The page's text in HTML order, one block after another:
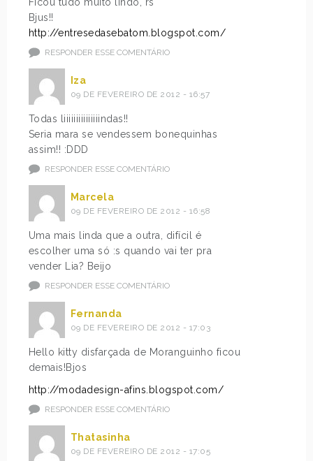
Bjus!!
http://entresedasebatom.blogspot.com/
RESPONDER ESSE COMENTÁRIO
Iza
09 DE FEVEREIRO DE 2012 - 16:57
Todas liiiiiiiiiiiiiiindas!!
Seria mara se vendessem bonequinhas
assim!! :DDD
RESPONDER ESSE COMENTÁRIO
Marcela
09 DE FEVEREIRO DE 2012 - 16:58
Uma mais linda que a outra, difícil é
escolher uma só :s quando vai ter pra
vender Lia? Beijo
RESPONDER ESSE COMENTÁRIO
Fernanda
09 DE FEVEREIRO DE 2012 - 17:03
Hello kitty disfarçada de Moranguinho ficou
demais!Bjos
http://modadesign-afins.blogspot.com/
RESPONDER ESSE COMENTÁRIO
Thatasinha
09 DE FEVEREIRO DE 2012 - 17:05